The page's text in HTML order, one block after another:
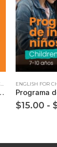
-3 semanas
Este producto tiene múltiples variantes. Las opciones se pueden elegir en la página de producto
ENGLISH FOR
$15.00 -